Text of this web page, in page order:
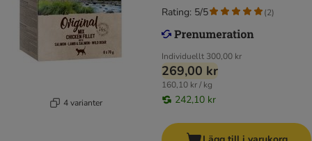
4 varianter
Individuellt 300,00 kr
269,00 kr
160,10 kr / kg
242,10 kr
Rating: 5/5 (2)